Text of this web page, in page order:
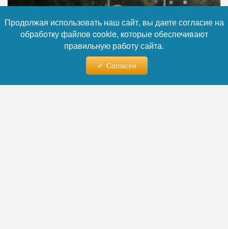
Продолжая использовать наш сайт, вы даете согласие на
обработку файлов cookie, которые обеспечивают
правильную работу сайта.
Согласен